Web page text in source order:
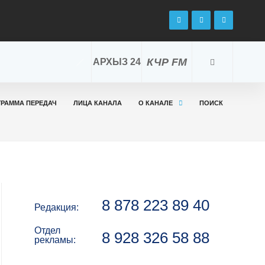
КЧР FM
АРХЫЗ 24
ПЕРЕДАЧ ЛИЦА КАНАЛА О КАНАЛЕ
ПОИСК
Редакция: 8 878 223 89 40
Отдел
рекламы:
8 928 326 58 88